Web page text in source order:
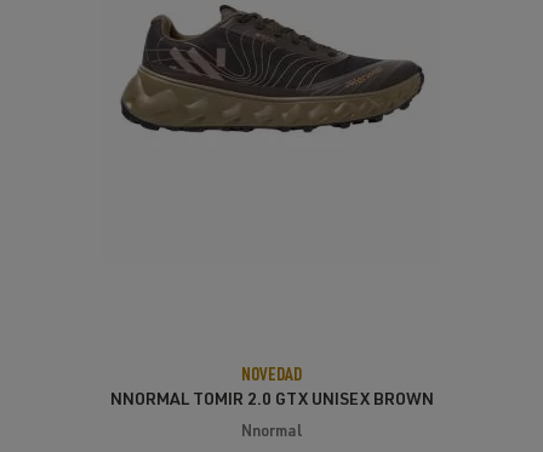
NOVEDAD
NNORMAL TOMIR 2.0 GTX UNISEX BROWN
/ BLACK
Nnormal